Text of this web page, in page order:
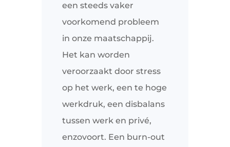
een steeds vaker
voorkomend probleem
in onze maatschappij.
Het kan worden
veroorzaakt door stress
op het werk, een te hoge
werkdruk, een disbalans
tussen werk en privé,
enzovoort. Een burn-out